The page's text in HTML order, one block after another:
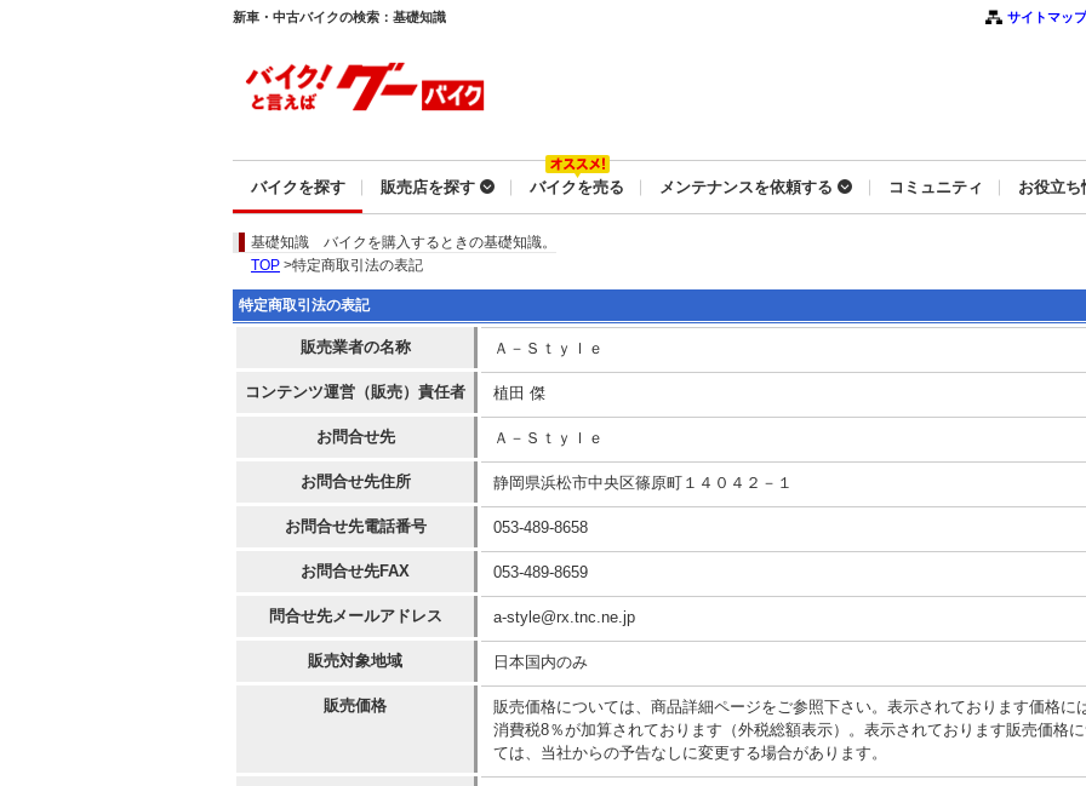
新車・中古バイクの検索：基礎知識 サイトマップ
バイクを探す 販売店を探す バイクを売る メンテナンスを依頼する コミュニティ お役立ち
基礎知識 バイクを購入するときの基礎知識。
TOP >特定商取引法の表記
特定商取引法の表記
販売業者の名称 Ａ－Ｓｔｙｌｅ
コンテンツ運営（販売）責任者 植田 傑
お問合せ先 Ａ－Ｓｔｙｌｅ
お問合せ先住所 静岡県浜松市中央区篠原町１４０４２－１
お問合せ先電話番号 053-489-8658
お問合せ先FAX 053-489-8659
問合せ先メールアドレス a-style@rx.tnc.ne.jp
販売対象地域 日本国内のみ
販売価格
販売価格については、商品詳細ページをご参照下さい。表示されております価格に
消費税8％が加算されております（外税総額表示）。表示されております販売価格
ては、当社からの予告なしに変更する場合があります。